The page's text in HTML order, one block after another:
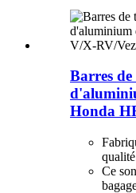
Barres
Honda
Ce